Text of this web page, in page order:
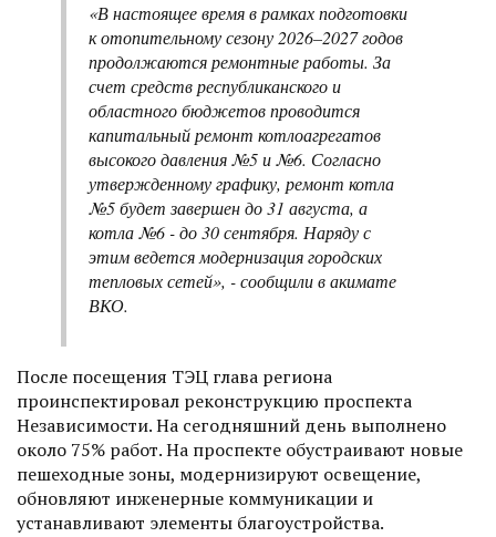
«В настоящее время в рамках подготовки
к отопительному сезону 2026–2027 годов
продолжаются ремонтные работы. За
счет средств республиканского и
областного бюджетов проводится
капитальный ремонт котлоагрегатов
высокого давления №5 и №6. Согласно
утвержденному графику, ремонт котла
№5 будет завершен до 31 августа, а
котла №6 - до 30 сентября. Наряду с
этим ведется модернизация городских
тепловых сетей», - сообщили в акимате
ВКО.
После посещения ТЭЦ глава региона
проинспектировал реконструкцию проспекта
Независимости. На сегодняшний день выполнено
около 75% работ. На проспекте обустраивают новые
пешеходные зоны, модернизируют освещение,
обновляют инженерные коммуникации и
устанавливают элементы благоустройства.